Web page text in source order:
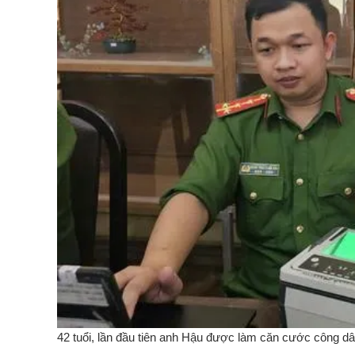
42 tuổi, lần đầu tiên anh Hậu được làm căn cước công